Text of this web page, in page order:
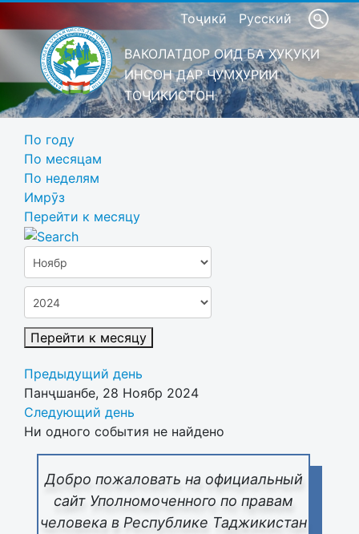
Тоҷикӣ Русский
ВАКОЛАТДОР ОИД БА ҲУҚУҚИ
ИНСОН ДАР ҶУМҲУРИИ
ТОҶИКИСТОН
Добро пожаловать на официальный
сайт Уполномоченного по правам
человека в Республике Таджикистан
По году
По месяцам
По неделям
Имрӯз
Перейти к месяцу
Перейти к месяцу
Предыдущий день
Панҷшанбе, 28 Ноябр 2024
Следующий день
Ни одного события не найдено